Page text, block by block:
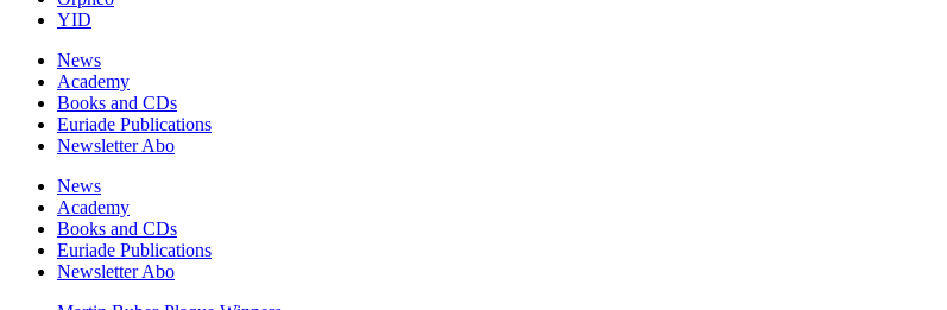
YID
News
Academy
Books and CDs
Euriade Publications
Newsletter Abo
News
Academy
Books and CDs
Euriade Publications
Newsletter Abo